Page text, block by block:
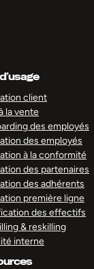
client
la vente
des employés
des employés
à la conformité
des partenaires
des adhérents
première ligne
des effectifs
& reskilling
interne